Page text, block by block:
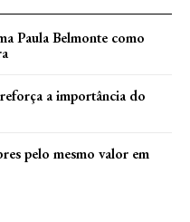
Paula Belmonte como
a importância do
pelo mesmo valor em